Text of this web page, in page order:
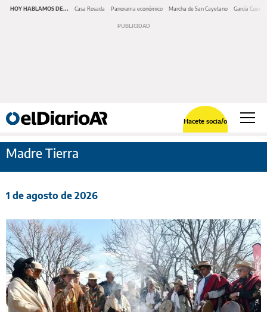
HOY HABLAMOS DE... Casa Rosada Panorama económico Marcha de San Cayetano García Cuerva
Hacete socia/o
Madre Tierra
1 de agosto de 2026